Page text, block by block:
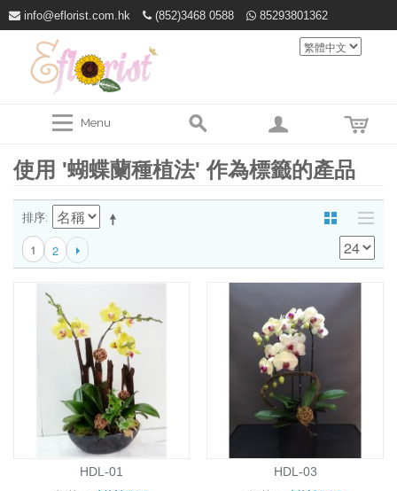
info@eflorist.com.hk (852)3468 0588 85293801362
Menu
使用 '蝴蝶蘭種植法' 作為標籤的產品
排序
1 2
HDL-01 HDL-03